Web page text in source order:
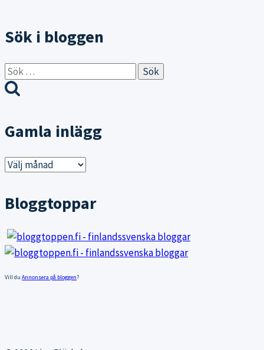
Sök i bloggen
Sök
efter:
Gamla inlägg
Gamla
Bloggtoppar
Vill du Annonsera på bloggen?